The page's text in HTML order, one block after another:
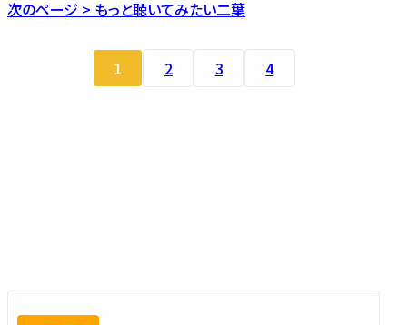
次のページ > もっと聴いてみたい二葉
1 2 3 4